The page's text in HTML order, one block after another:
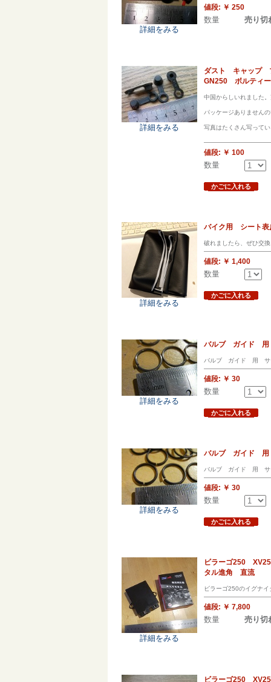
詳細をみる
値段: ￥ 250
数量 売り切
詳細をみる
ダスト キャップ
GN250 ボルティ
中国からしいれました
パッケージありません
写真はたくさん写って
値段: ￥ 100
数量
かごに入れる
詳細をみる
バイク用 シート
破れましたら、ぜひ交
値段: ￥ 1,400
数量
かごに入れる
詳細をみる
バルブ ガイド
バルブ ガイド 用 サ
値段: ￥ 30
数量
かごに入れる
詳細をみる
バルブ ガイド
バルブ ガイド 用 サ
値段: ￥ 30
数量
かごに入れる
詳細をみる
ビラーゴ250
タル進角 直流
ビラーゴ250のイグナ
値段: ￥ 7,800
数量 売り切
ビラーゴ250